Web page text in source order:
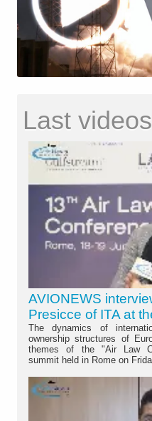
Last videos
AVIONEWS
Presicce of ITA at
The dynamics of
ownership structures of
themes of the "Air Law
summit held in Rome on